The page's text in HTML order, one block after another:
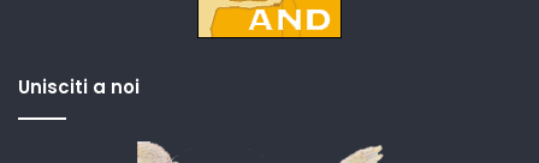
Unisciti a noi